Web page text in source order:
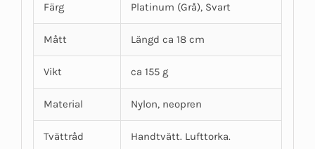
Färg Platinum (Grå), Svart
Mått Längd ca 18 cm
Vikt ca 155 g
Material Nylon, neopren
Tvättråd Handtvätt. Lufttorka.